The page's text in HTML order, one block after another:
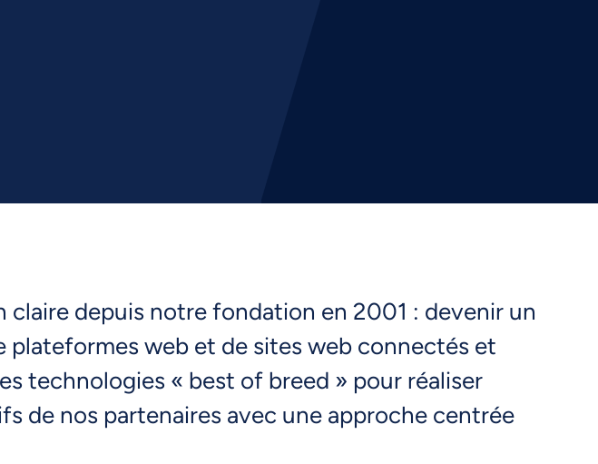
claire depuis notre fondation en 2001 : devenir un
plateformes web et de sites web connectés et
technologies « best of breed » pour réaliser
de nos partenaires avec une approche centrée